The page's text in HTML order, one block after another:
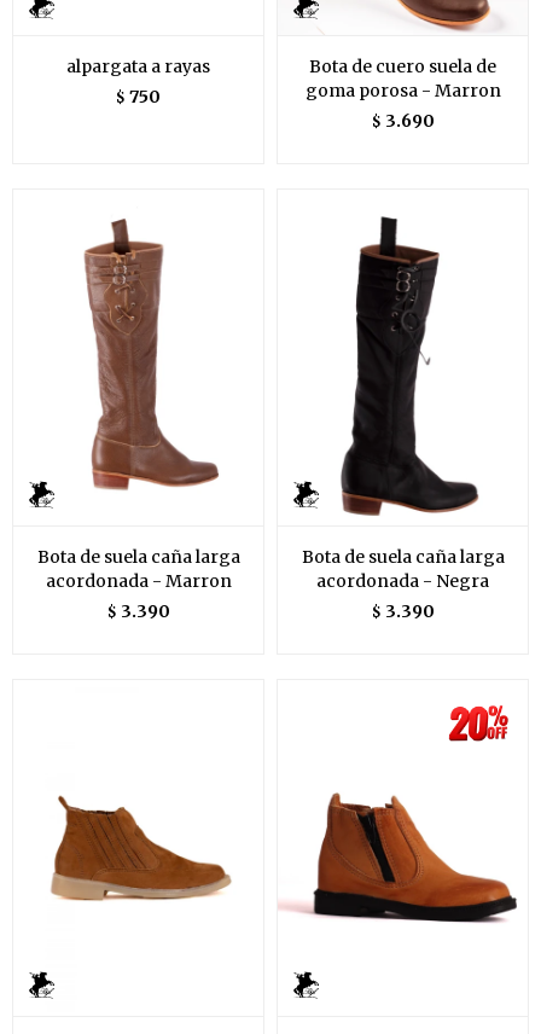
alpargata a rayas
$ 750
Bota de cuero suela de
goma porosa - Marron
$ 3.690
Bota de suela caña larga
acordonada - Marron
$ 3.390
Bota de suela caña larga
acordonada - Negra
$ 3.390